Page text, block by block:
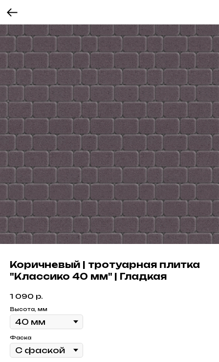
Коричневый | тротуарная плитка
"Классико 40 мм" | Гладкая
1 090 р.
Высота, мм
Фаска